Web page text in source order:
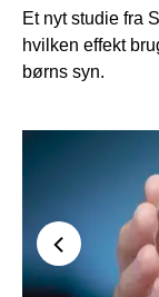
Et nyt studie fra
hvilken effekt
børns syn.